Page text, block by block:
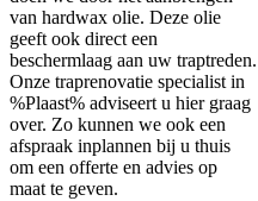
van hardwax olie. Deze olie
geeft ook direct een
beschermlaag aan uw traptreden.
Onze traprenovatie specialist in
%Plaast% adviseert u hier graag
over. Zo kunnen we ook een
afspraak inplannen bij u thuis
om een offerte en advies op
maat te geven.